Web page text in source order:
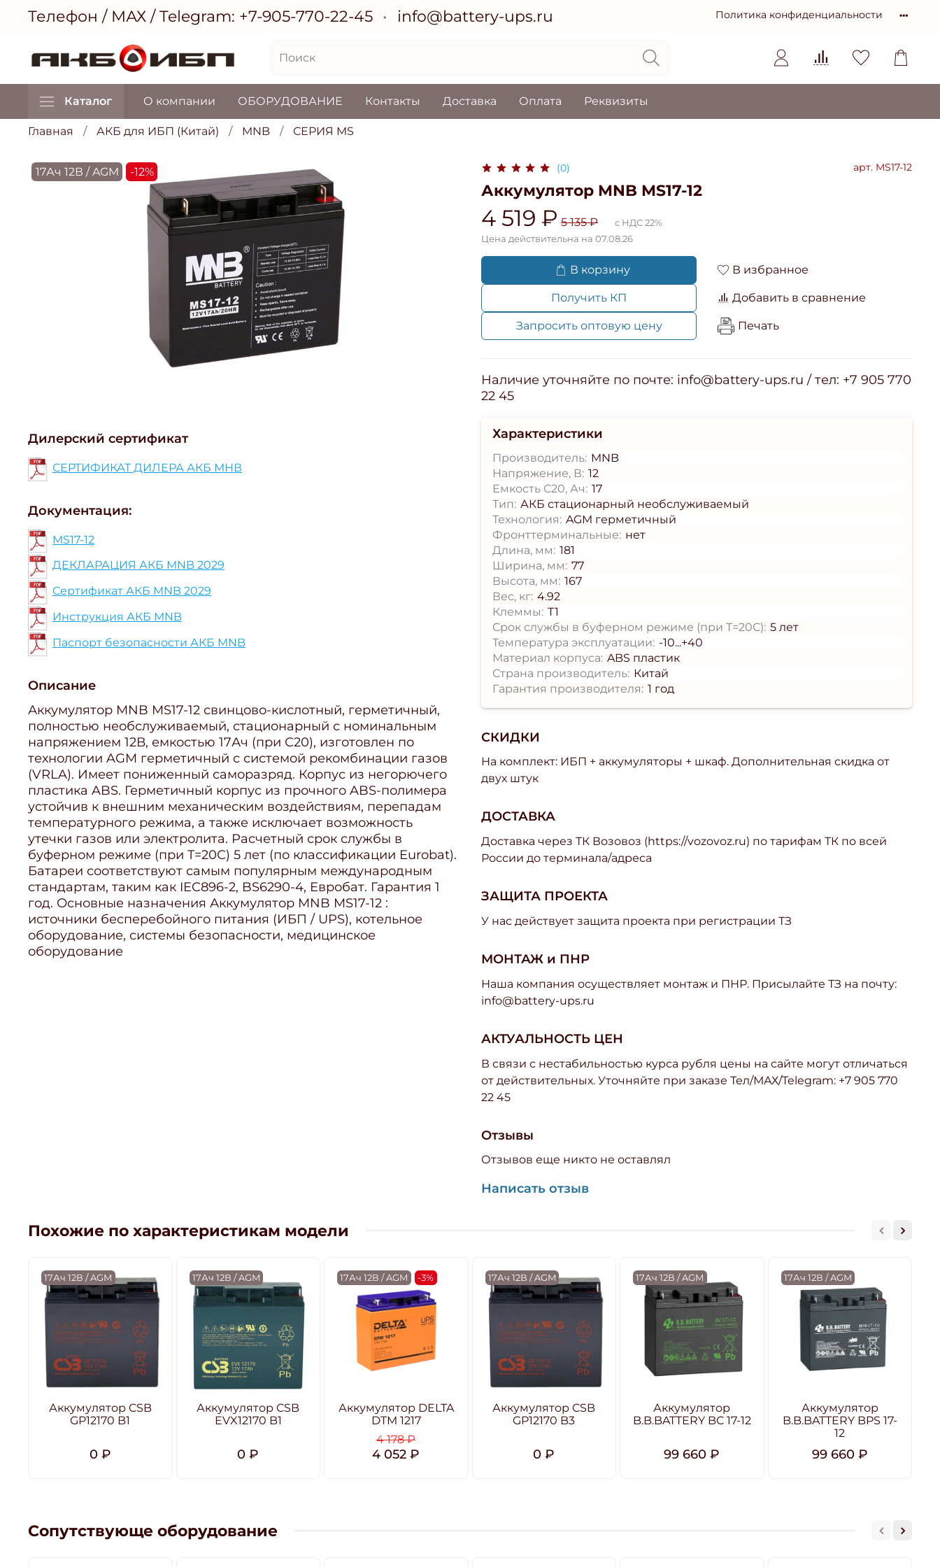
Политика конфиденциальности
Телефон / МАХ / Telegram: +7-905-770-22-45 info@battery-ups.ru
Каталог О компании ОБОРУДОВАНИЕ Контакты Доставка Оплата Реквизиты
Главная АКБ для ИБП (Китай) MNB СЕРИЯ MS
Дилерский сертификат
СЕРТИФИКАТ ДИЛЕРА АКБ МНВ
Документация:
MS17-12
ДЕКЛАРАЦИЯ АКБ MNB 2029
Сертификат АКБ MNB 2029
Инструкция АКБ MNB
Паспорт безопасности АКБ MNB
Описание
Аккумулятор MNB MS17-12 свинцово-кислотный, герметичный,
полностью необслуживаемый, стационарный с номинальным
напряжением 12В, емкостью 17Ач (при С20), изготовлен по
технологии AGM герметичный с системой рекомбинации газов
(VRLA). Имеет пониженный саморазряд. Корпус из негорючего
пластика ABS. Герметичный корпус из прочного ABS-полимера
устойчив к внешним механическим воздействиям, перепадам
температурного режима, а также исключает возможность
утечки газов или электролита. Расчетный срок службы в
буферном режиме (при T=20С) 5 лет (по классификации Eurobat).
Батареи соответствуют самым популярным международным
стандартам, таким как IEC896-2, BS6290-4, Евробат. Гарантия 1
год. Основные назначения Аккумулятор MNB MS17-12 :
источники бесперебойного питания (ИБП / UPS), котельное
оборудование, системы безопасности, медицинское
оборудование
17Ач 12В / AGM -12% (0) арт. MS17-12
Аккумулятор MNB MS17-12
4 519 ₽ 5 135 ₽
с НДС 22%
Цена действительна на 07.08.26
В корзину
Получить КП
Запросить оптовую цену
В избранное
Добавить в сравнение
Печать
Наличие уточняйте по почте: info@battery-ups.ru / тел: +7 905 770
22 45
СКИДКИ
На комплект: ИБП + аккумуляторы + шкаф. Дополнительная скидка от
двух штук
ДОСТАВКА
Доставка через ТК Возовоз (https://vozovoz.ru) по тарифам ТК по всей
России до терминала/адреса
ЗАЩИТА ПРОЕКТА
У нас действует защита проекта при регистрации ТЗ
МОНТАЖ и ПНР
Наша компания осуществляет монтаж и ПНР. Присылайте ТЗ на почту:
info@battery-ups.ru
АКТУАЛЬНОСТЬ ЦЕН
В связи с нестабильностью курса рубля цены на сайте могут отличаться
от действительных. Уточняйте при заказе Тел/МАХ/Telegram: +7 905 770
22 45
Характеристики
Производитель: MNB
Напряжение, В: 12
Емкость С20, Ач: 17
Тип: АКБ стационарный необслуживаемый
Технология: AGM герметичный
Фронттерминальные: нет
Длина, мм: 181
Ширина, мм: 77
Высота, мм: 167
Вес, кг: 4.92
Клеммы: T1
Срок службы в буферном режиме (при T=20С): 5 лет
Температура эксплуатации: -10...+40
Материал корпуса: ABS пластик
Страна производитель: Китай
Гарантия производителя: 1 год
Отзывы
Отзывов еще никто не оставлял
Написать отзыв
Похожие по характеристикам модели
17Ач 12В / AGM
Аккумулятор CSB
GP12170 B1
0 ₽
17Ач 12В / AGM
Аккумулятор CSB
EVX12170 B1
0 ₽
17Ач 12В / AGM -3%
Аккумулятор DELTA
DTM 1217
4 178 ₽
4 052 ₽
17Ач 12В / AGM
Аккумулятор CSB
GP12170 B3
0 ₽
17Ач 12В / AGM
Аккумулятор
B.B.BATTERY BC 17-12
99 660 ₽
17Ач 12В / AGM
Аккумулятор
B.B.BATTERY BPS 17-
12
99 660 ₽
Сопутствующе оборудование